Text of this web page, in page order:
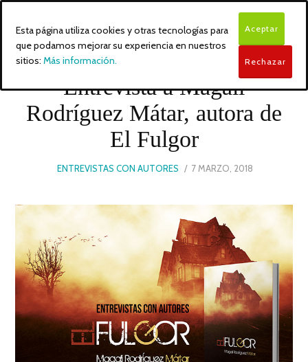
Entrevista a Magali
Rodríguez Mátar, autora de
El Fulgor
ENTREVISTAS CON AUTORES
POSTED
7 MARZO, 2018
Esta página utiliza cookies y otras tecnologías para
que podamos mejorar su experiencia en nuestros
sitios: Más información.
Aceptar
Rechazar